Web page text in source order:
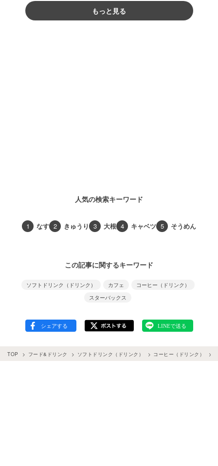
もっと見る
人気の検索キーワード
1 なす 2 きゅうり 3 大根 4 キャベツ 5 そうめん
この記事に関するキーワード
ソフトドリンク（ドリンク） カフェ
コーヒー（ドリンク）
スターバックス
TOP フード&ドリンク ソフトドリンク（ドリンク） コーヒー（ドリンク）